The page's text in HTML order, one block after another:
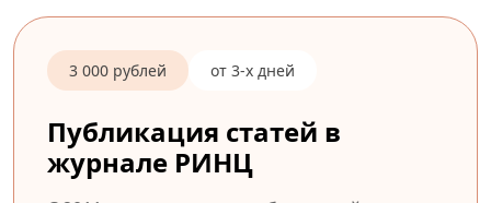
3 000 рублей от 3-х дней
Публикация статей в
журнале РИНЦ